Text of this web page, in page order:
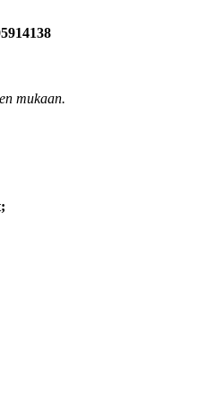
mukaan.